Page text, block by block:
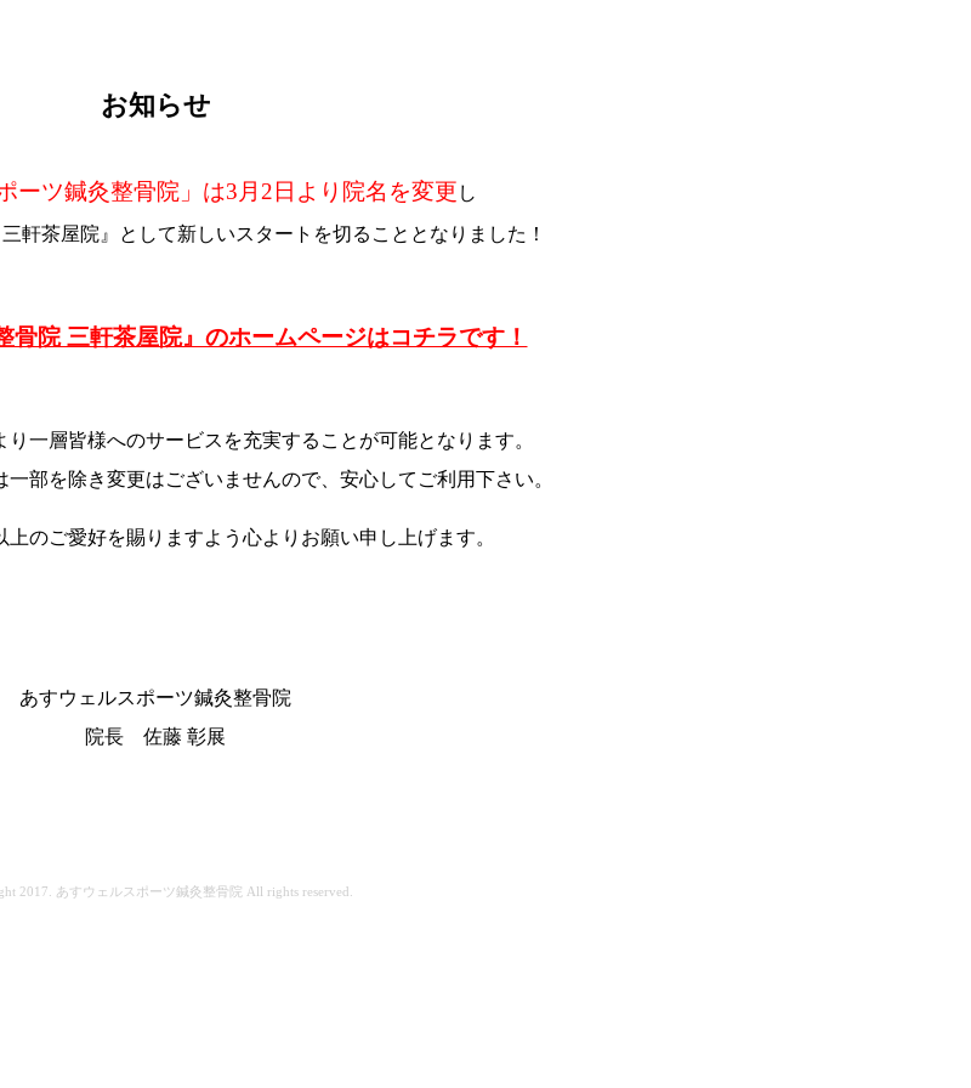
お知らせ
ーツ鍼灸整骨院」は3月2日より院名を変更 し
軒茶屋院』として新しいスタートを切ることとなりました！
骨院 三軒茶屋院』のホームページはコチラです！
一層皆様へのサービスを充実することが可能となります。
部を除き変更はございませんので、安心してご利用下さい。
のご愛好を賜りますよう心よりお願い申し上げます。
あすウェルスポーツ鍼灸整骨院
院長 佐藤 彰展
2017. あすウェルスポーツ鍼灸整骨院 All rights reserved.